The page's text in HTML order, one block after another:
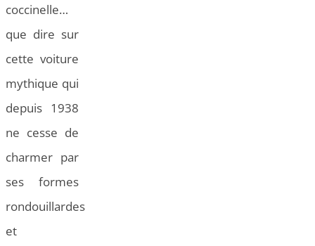
coccinelle…
que dire sur
cette voiture
mythique qui
depuis 1938
ne cesse de
charmer par
ses formes
rondouillardes
et